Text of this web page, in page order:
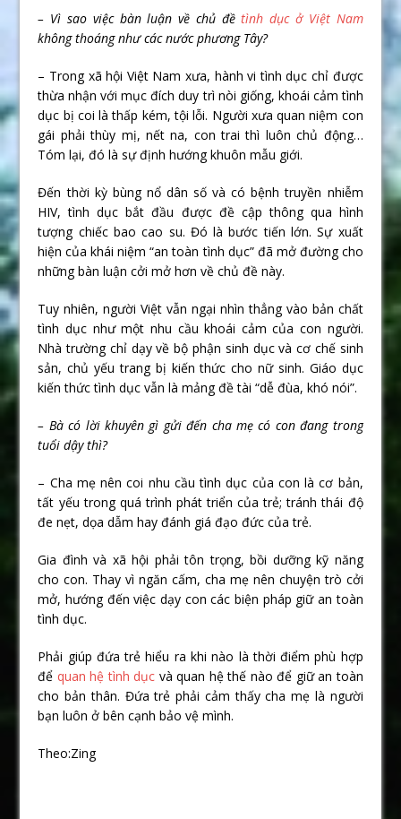
– Vì sao việc bàn luận về chủ đềtình dục ở Việt Nam
không thoáng như các nước phương Tây?
– Trong xã hội Việt Nam xưa, hành vi tình dục chỉ được
thừa nhận với mục đích duy trì nòi giống, khoái cảm tình
dục bị coi là thấp kém, tội lỗi. Người xưa quan niệm con
gái phải thùy mị, nết na, con trai thì luôn chủ động…
Tóm lại, đó là sự định hướng khuôn mẫu giới.
Đến thời kỳ bùng nổ dân số và có bệnh truyền nhiễm
HIV, tình dục bắt đầu được đề cập thông qua hình
tượng chiếc bao cao su. Đó là bước tiến lớn. Sự xuất
hiện của khái niệm “an toàn tình dục” đã mở đường cho
những bàn luận cởi mở hơn về chủ đề này.
Tuy nhiên, người Việt vẫn ngại nhìn thẳng vào bản chất
tình dục như một nhu cầu khoái cảm của con người.
Nhà trường chỉ dạy về bộ phận sinh dục và cơ chế sinh
sản, chủ yếu trang bị kiến thức cho nữ sinh. Giáo dục
kiến thức tình dục vẫn là mảng đề tài “dễ đùa, khó nói”.
– Bà có lời khuyên gì gửi đến cha mẹ có con đang trong
tuổi dậy thì?
– Cha mẹ nên coi nhu cầu tình dục của con là cơ bản,
tất yếu trong quá trình phát triển của trẻ; tránh thái độ
đe nẹt, dọa dẫm hay đánh giá đạo đức của trẻ.
Gia đình và xã hội phải tôn trọng, bồi dưỡng kỹ năng
cho con. Thay vì ngăn cấm, cha mẹ nên chuyện trò cởi
mở, hướng đến việc dạy con các biện pháp giữ an toàn
tình dục.
Phải giúp đứa trẻ hiểu ra khi nào là thời điểm phù hợp
để quan hệ tình dục và quan hệ thế nào để giữ an toàn
cho bản thân. Đứa trẻ phải cảm thấy cha mẹ là người
bạn luôn ở bên cạnh bảo vệ mình.
Theo:Zing